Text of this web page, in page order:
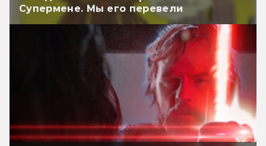
Супермене. Мы его перевели